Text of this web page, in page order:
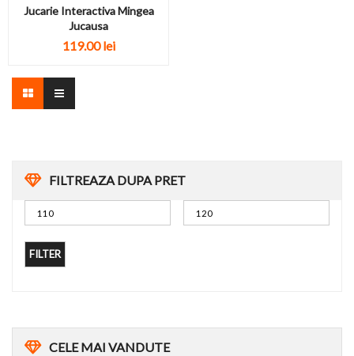
FILTREAZA DUPA PRET
FILTER
CELEMAI VANDUTE
Jucarie Interactiva Mingea
Jucausa
119.00lei